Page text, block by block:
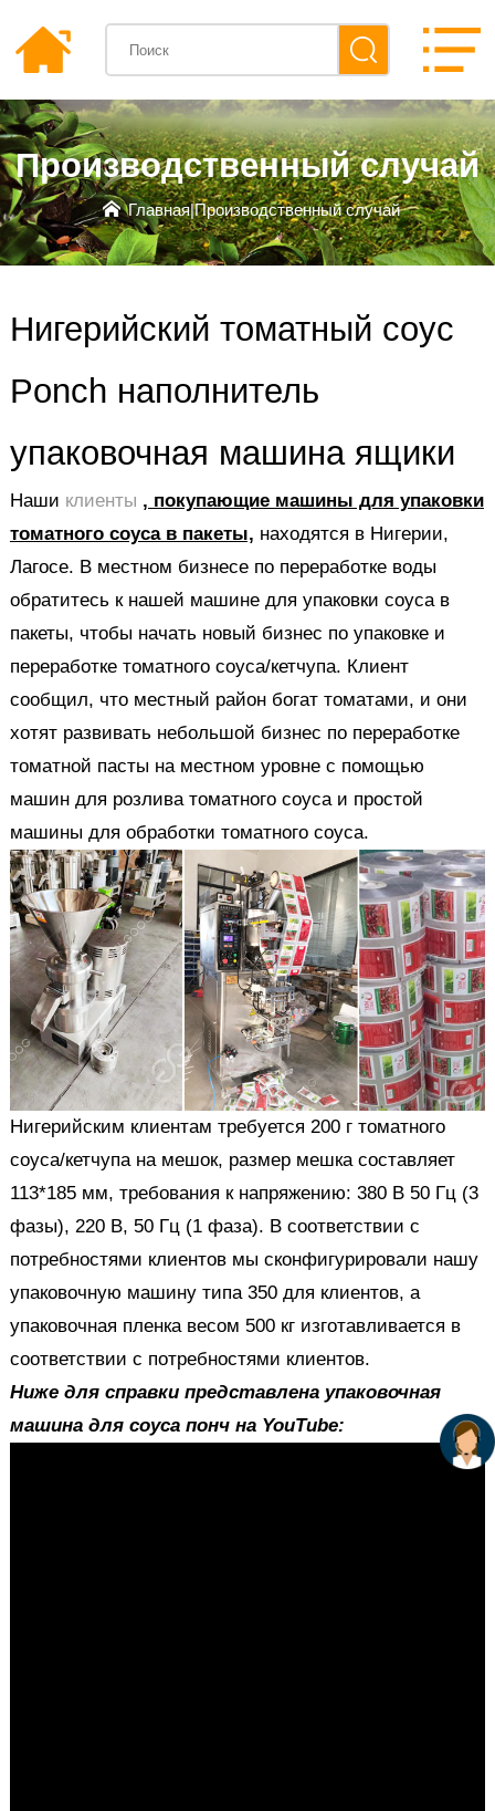
Производственный случай
Главная|Производственный случай
Нигерийский томатный соус
Ponch наполнитель
упаковочная машина ящики
Наши клиенты , покупающие машины для упаковки
томатного соуса в пакеты, находятся в Нигерии,
Лагосе. В местном бизнесе по переработке воды
обратитесь к нашей машине для упаковки соуса в
пакеты, чтобы начать новый бизнес по упаковке и
переработке томатного соуса/кетчупа. Клиент
сообщил, что местный район богат томатами, и они
хотят развивать небольшой бизнес по переработке
томатной пасты на местном уровне с помощью
машин для розлива томатного соуса и простой
машины для обработки томатного соуса.
Нигерийским клиентам требуется 200 г томатного
соуса/кетчупа на мешок, размер мешка составляет
113*185 мм, требования к напряжению: 380 В 50 Гц (3
фазы), 220 В, 50 Гц (1 фаза). В соответствии с
потребностями клиентов мы сконфигурировали нашу
упаковочную машину типа 350 для клиентов, а
упаковочная пленка весом 500 кг изготавливается в
соответствии с потребностями клиентов.
Ниже для справки представлена упаковочная
машина для соуса понч на YouTube: